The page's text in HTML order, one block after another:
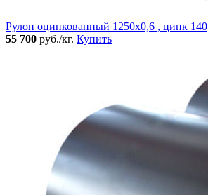
Рулон оцинкованный 1250х0,6 , цинк 140
55 700 руб./кг. Купить